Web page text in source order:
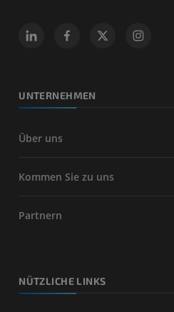
UNTERNEHMEN
Über uns
Kommen Sie zu uns
Partnern
NÜTZLICHE LINKS